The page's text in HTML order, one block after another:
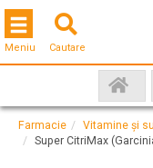
Cautare
Toggle navigation
Meniu
Farmacie
Vitamine și
Super CitriMax